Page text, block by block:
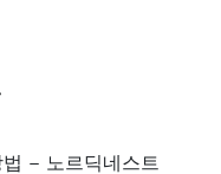
- 노르딕네스트